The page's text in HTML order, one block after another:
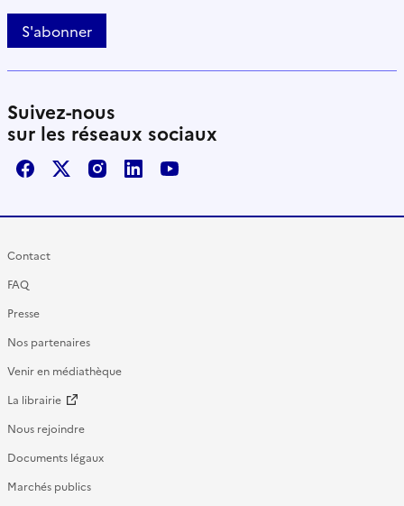
S'abonner
Suivez-nous
sur les réseaux sociaux
FacebookX / TwitterInstagram
LinkedInYoutube
Contact
FAQ
Presse
Nos partenaires
Venir en médiathèque
La librairie
Nous rejoindre
Documents légaux
Marchés publics